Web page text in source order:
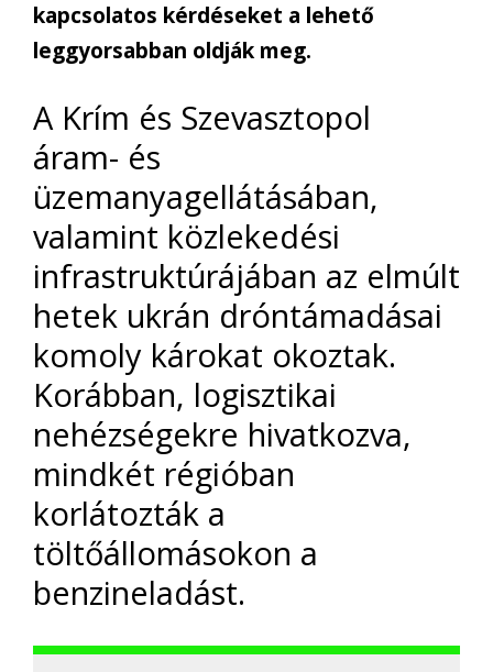
kapcsolatos kérdéseket a lehető
leggyorsabban oldják meg.
A Krím és Szevasztopol
áram- és
üzemanyagellátásában,
valamint közlekedési
infrastruktúrájában az elmúlt
hetek ukrán dróntámadásai
komoly károkat okoztak.
Korábban, logisztikai
nehézségekre hivatkozva,
mindkét régióban
korlátozták a
töltőállomásokon a
benzineladást.